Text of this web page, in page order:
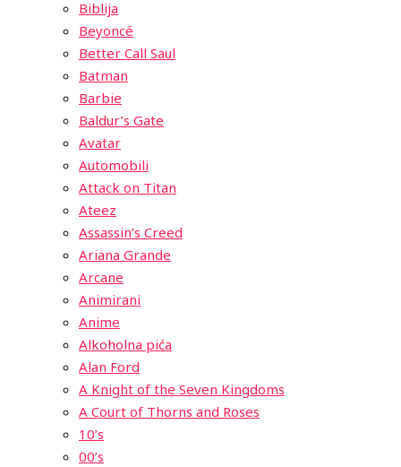
Biblija
Beyoncé
Better Call Saul
Batman
Barbie
Baldur’s Gate
Avatar
Automobili
Attack on Titan
Ateez
Assassin’s Creed
Ariana Grande
Arcane
Animirani
Anime
Alkoholna pića
Alan Ford
A Knight of the Seven Kingdoms
A Court of Thorns and Roses
10’s
00’s